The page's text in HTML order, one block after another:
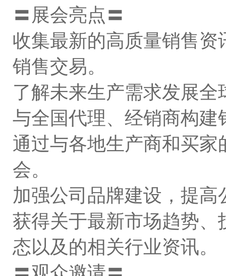
〓展会亮点〓
收集最新的高质量销售
销售交易。
了解未来生产需求发展全
与全国代理、经销商构建
通过与各地生产商和买
会。
加强公司品牌建设，提
获得关于最新市场趋势
态以及的相关行业资讯。